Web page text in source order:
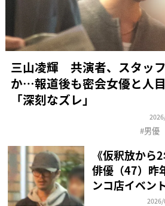
三山凌輝 共演者、スタッ
か…報道後も密会女優と人
「深刻なズレ」
男優
《仮釈放から
俳優（47）昨
ンコ店イベン